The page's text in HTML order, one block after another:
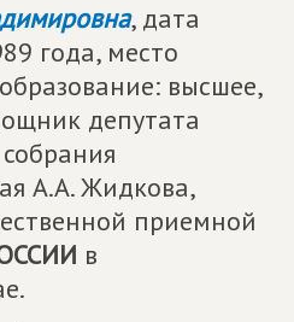
, дата
года, место
высшее,
депутата
А.А. Жидкова,
приемной
в